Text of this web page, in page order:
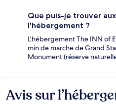
Que puis-je trouver
l'hébergement ?
L'hébergement The INN of
min de marche de Grand
Monument (réserve
Avis
Avis sur